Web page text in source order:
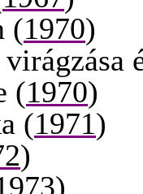
(1970)
virágzása
(1970)
(1971)
)
)